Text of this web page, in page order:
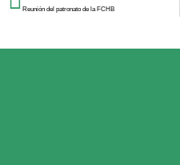
Reunión del patronato de la FCHB